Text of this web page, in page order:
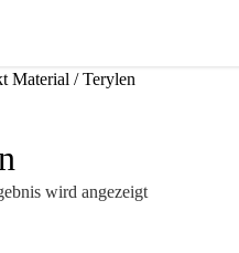
Material / Terylen
wird angezeigt